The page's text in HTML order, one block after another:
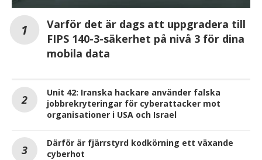
Varför det är dags att uppgradera till
FIPS 140-3-säkerhet på nivå 3 för dina
mobila data
Unit 42: Iranska hackare använder falska
jobbrekryteringar för cyberattacker mot
organisationer i USA och Israel
Därför är fjärrstyrd kodkörning ett växande
cyberhot